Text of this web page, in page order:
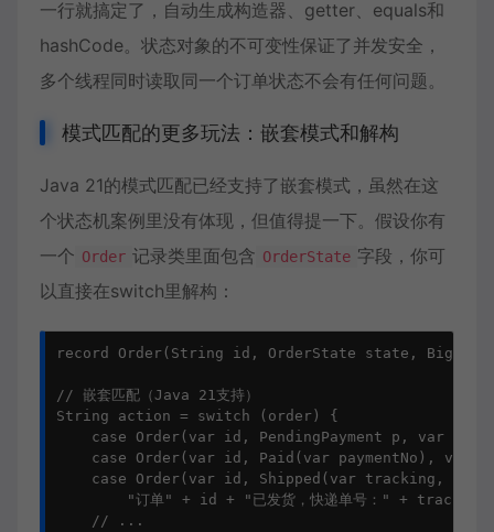
一行就搞定了，自动生成构造器、getter、equals和
hashCode。状态对象的不可变性保证了并发安全，
多个线程同时读取同一个订单状态不会有任何问题。
模式匹配的更多玩法：嵌套模式和解构
Java 21的模式匹配已经支持了嵌套模式，虽然在这
个状态机案例里没有体现，但值得提一下。假设你有
一个 Order 记录类里面包含 OrderState 字段，你可
以直接在switch里解构：
record Order(String id, OrderState state,
// 嵌套匹配（Java 21支持）
String action = switch (order) {
case Order(var id, PendingPayment p, var
case Order(var id, Paid(var paymentNo), var
case Order(var id, Shipped(var tracking, var
"订单" + id + "已发货，快递单号：" +
    // ...